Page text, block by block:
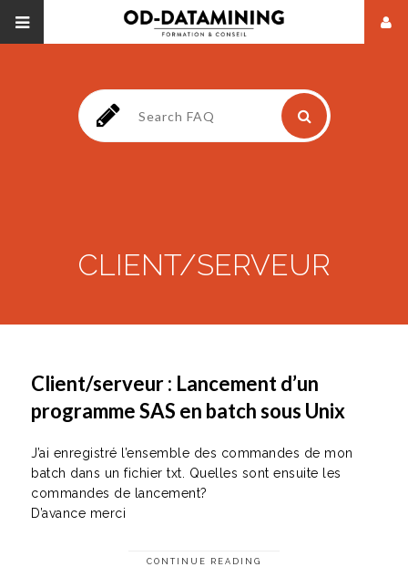
CLIENT/SERVEUR
Client/serveur : Lancement d’un
programme SAS en batch sous Unix
J’ai enregistré l’ensemble des commandes de mon
batch dans un fichier txt. Quelles sont ensuite les
commandes de lancement?
D’avance merci
CONTINUE READING